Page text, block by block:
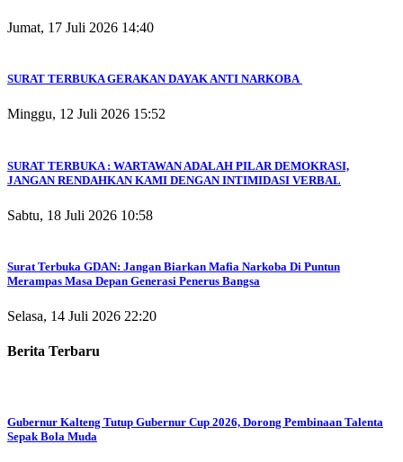
Jumat, 17 Juli 2026 14:40
SURAT TERBUKA GERAKAN DAYAK ANTI NARKOBA
Minggu, 12 Juli 2026 15:52
SURAT TERBUKA : WARTAWAN ADALAH PILAR DEMOKRASI,
JANGAN RENDAHKAN KAMI DENGAN INTIMIDASI VERBAL
Sabtu, 18 Juli 2026 10:58
Surat Terbuka GDAN: Jangan Biarkan Mafia Narkoba Di Puntun
Merampas Masa Depan Generasi Penerus Bangsa
Selasa, 14 Juli 2026 22:20
Berita Terbaru
Gubernur Kalteng Tutup Gubernur Cup 2026, Dorong Pembinaan Talenta
Sepak Bola Muda